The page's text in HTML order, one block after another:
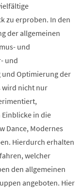
zu erproben. In den
der allgemeinen
und
und
und Optimierung der
wird nicht nur
in die
Dance, Modernes
Hierdurch erhalten
welcher
den allgemeinen
angeboten. Hier